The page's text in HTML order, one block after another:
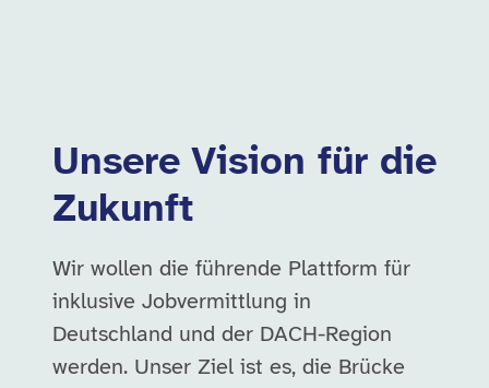
Unsere Vision für die
Zukunft
Wir wollen die führende Plattform für
inklusive Jobvermittlung in
Deutschland und der DACH-Region
werden. Unser Ziel ist es, die Brücke